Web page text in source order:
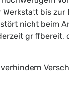
bis
nicht beim
griffbereit,